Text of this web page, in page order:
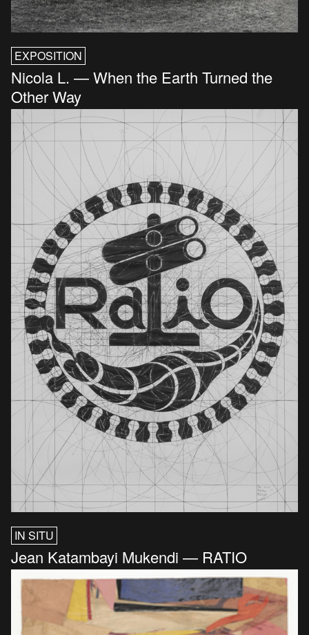
EXPOSITION
Nicola L. — When the Earth Turned the
Other Way
IN SITU
Jean Katambayi Mukendi — RATIO